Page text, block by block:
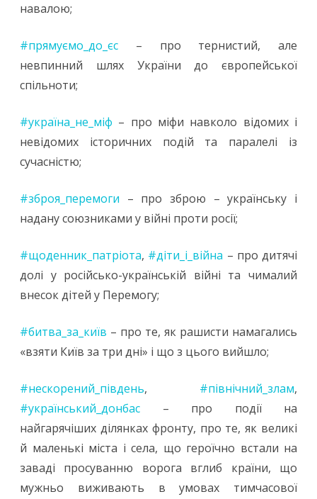
навалою;
#прямуємо_до_єс – про тернистий, але
невпинний шлях України до європейської
спільноти;
#україна_не_міф – про міфи навколо відомих і
невідомих історичних подій та паралелі із
сучасністю;
#зброя_перемоги – про зброю – українську і
надану союзниками у війні проти росії;
#щоденник_патріота, #діти_і_війна – про дитячі
долі у російсько-українській війні та чималий
внесок дітей у Перемогу;
#битва_за_київ – про те, як рашисти намагались
«взяти Київ за три дні» і що з цього вийшло;
#нескорений_південь, #північний_злам,
#український_донбас – про події на
найгарячіших ділянках фронту, про те, як великі
й маленькі міста і села, що героїчно встали на
заваді просуванню ворога вглиб країни, що
мужньо виживають в умовах тимчасової